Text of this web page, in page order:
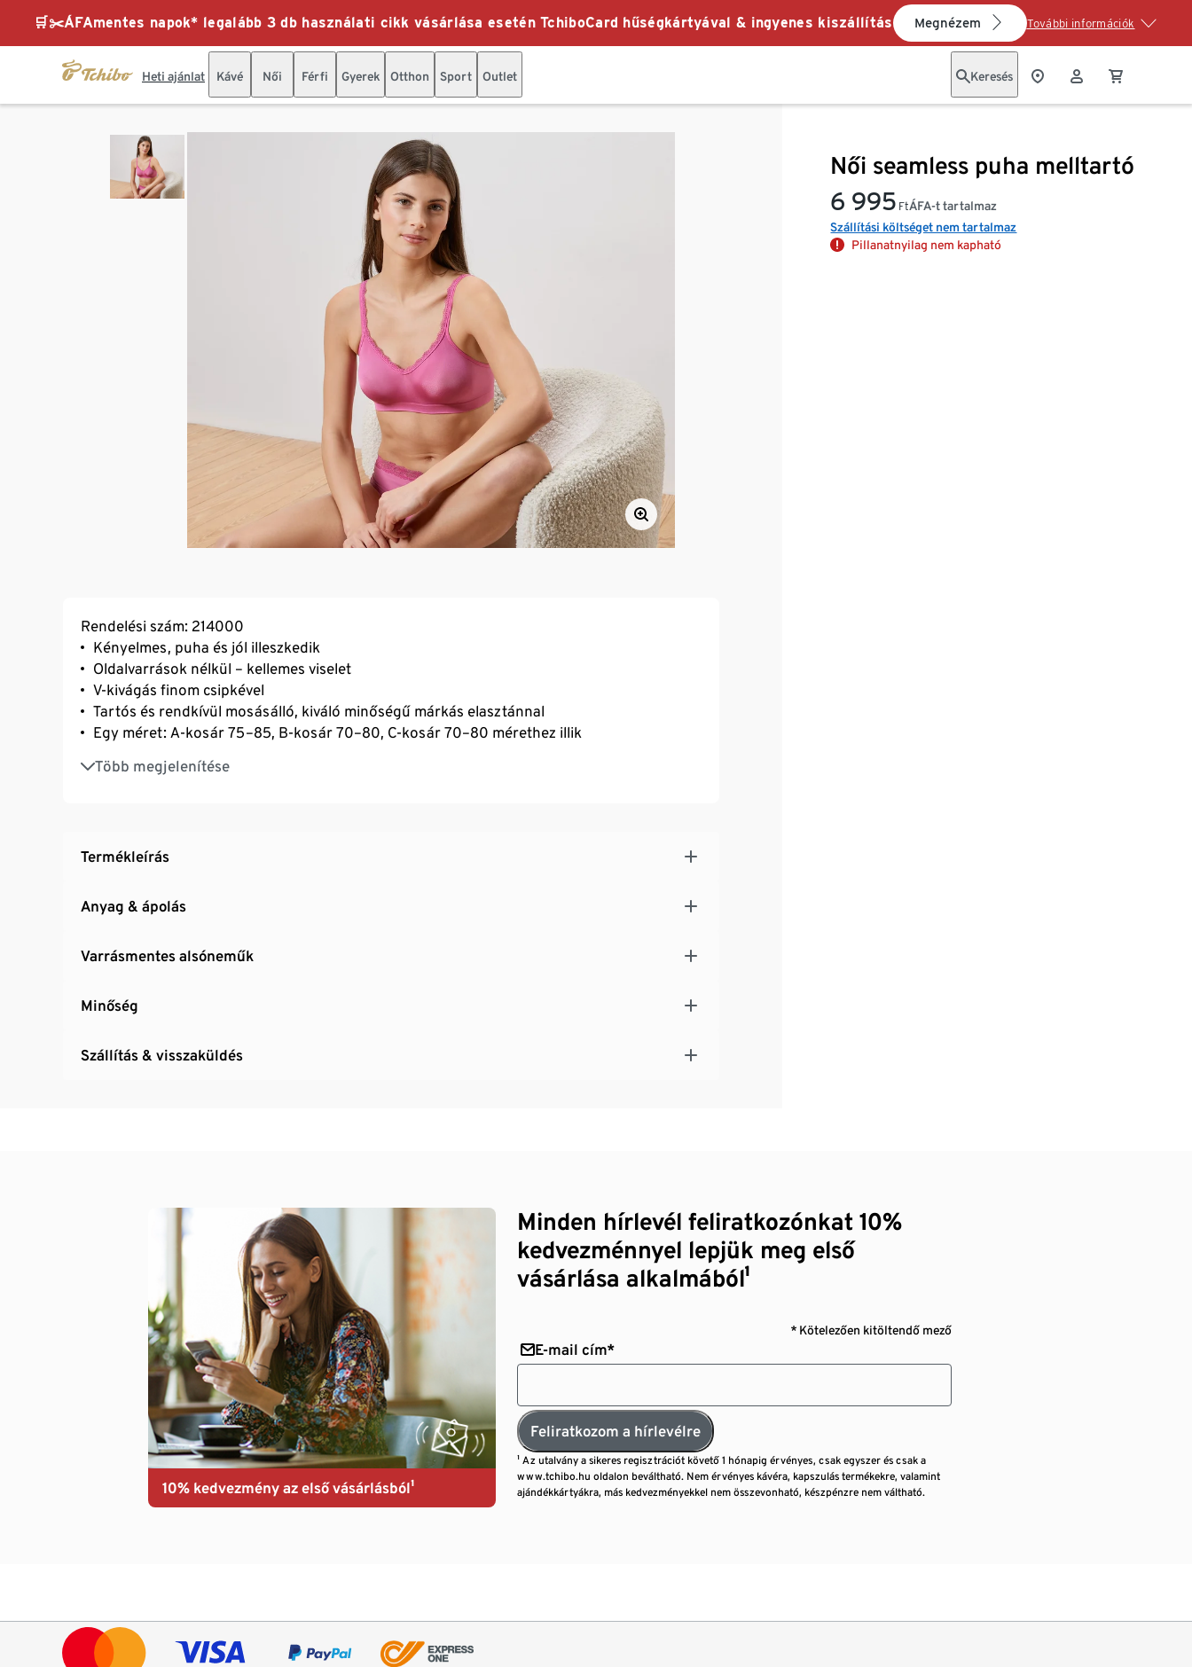
🛒✂️ÁFAmentes napok* legalább 3 db használati cikk vásárlása esetén TchiboCard hűségkártyával & ingyenes kiszállítás Megnézem További információk
Heti ajánlat Kávé Női Férfi Gyerek Otthon Sport Outlet Keresés
Női seamless puha melltartó
6 995 FtÁFA-t tartalmaz
Szállítási költséget nem tartalmaz
Pillanatnyilag nem kapható
Rendelési szám: 214000
Kényelmes, puha és jól illeszkedik
Oldalvarrások nélkül – kellemes viselet
V-kivágás finom csipkével
Tartós és rendkívül mosásálló, kiváló minőségű márkás elasztánnal
Egy méret: A-kosár 75–85, B-kosár 70–80, C-kosár 70–80 mérethez illik
Több megjelenítése
Háromszorosan állítható SoftSeal® kapcsos zárórész
Termékleírás
Anyag & ápolás
Varrásmentes alsóneműk
Minőség
Szállítás & visszaküldés
10% kedvezmény az első vásárlásból¹
Minden hírlevél feliratkozónkat 10%
kedvezménnyel lepjük meg első
vásárlása alkalmából¹
* Kötelezően kitöltendő mező
E-mail cím*
Feliratkozom a hírlevélre
¹ Az utalvány a sikeres regisztrációt követő 1 hónapig érvényes, csak egyszer és csak a
www.tchibo.hu oldalon beváltható. Nem érvényes kávéra, kapszulás termékekre, valamint
ajándékkártyákra, más kedvezményekkel nem összevonható, készpénzre nem váltható.